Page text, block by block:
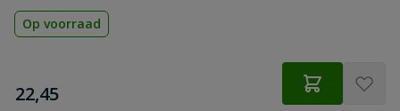
Op voorraad
€
22,45